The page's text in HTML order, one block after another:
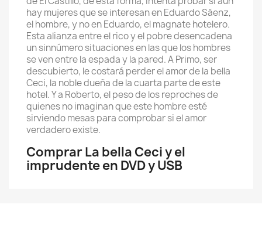
hay mujeres que se interesan en Eduardo Sáenz,
el hombre, y no en Eduardo, el magnate hotelero.
Esta alianza entre el rico y el pobre desencadena
un sinnúmero situaciones en las que los hombres
se ven entre la espada y la pared. A Primo, ser
descubierto, le costará perder el amor de la bella
Ceci, la noble dueña de la cuarta parte de este
hotel. Y a Roberto, el peso de los reproches de
quienes no imaginan que este hombre esté
sirviendo mesas para comprobar si el amor
verdadero existe.
Comprar La bella Ceci y el
imprudente en DVD y USB